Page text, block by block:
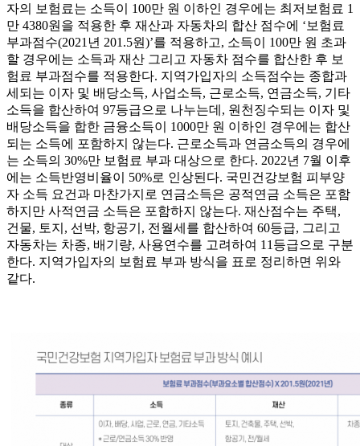
자의 보험료는 소득이 100만 원 이하인 경우에는 최저보험료 1
만 4380원을 적용한 후 재산과 자동차의 합산 점수에 ‘보험료
부과점수(2021년 201.5원)’를 적용하고, 소득이 100만 원 초과
할 경우에는 소득과 재산 그리고 자동차 점수를 합산한 후 보
험료 부과점수를 적용한다. 지역가입자의 소득점수는 종합과
세되는 이자 및 배당소득, 사업소득, 근로소득, 연금소득, 기타
소득을 합산하여 97등급으로 나누는데, 원천징수되는 이자 및
배당소득을 합한 금융소득이 1000만 원 이하인 경우에는 합산
되는 소득에 포함하지 않는다. 근로소득과 연금소득의 경우에
는 소득의 30%만 보험료 부과 대상으로 한다. 2022년 7월 이후
에는 소득반영비율이 50%로 인상된다. 국민건강보험 피부양
자 소득 요건과 마찬가지로 연금소득은 공적연금 소득은 포함
하지만 사적연금 소득은 포함하지 않는다. 재산점수는 주택,
건물, 토지, 선박, 항공기, 전월세를 합산하여 60등급, 그리고
자동차는 차종, 배기량, 사용연수를 고려하여 11등급으로 구분
한다. 지역가입자의 보험료 부과 방식을 표로 정리하면 위와
같다.